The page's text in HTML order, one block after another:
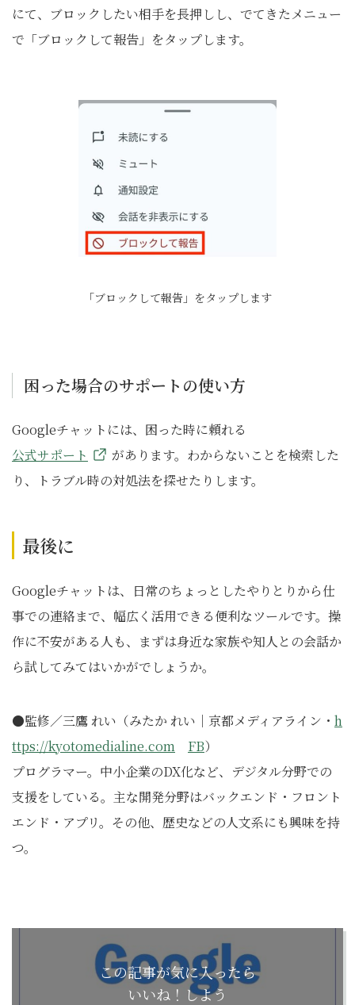
にて、ブロックしたい相手を長押しし、でてきたメニュー
で「ブロックして報告」をタップします。
「ブロックして報告」をタップします
困った場合のサポートの使い方
Googleチャットには、困った時に頼れる
公式サポート
があります。わからないことを検索した
り、トラブル時の対処法を探せたりします。
最後に
Googleチャットは、日常のちょっとしたやりとりから仕
事での連絡まで、幅広く活用できる便利なツールです。操
作に不安がある人も、まずは身近な家族や知人との会話か
ら試してみてはいかがでしょうか。
●監修／三鷹 れい（みたか れい｜京都メディアライン・ h
ttps://kyotomedialine.com
FB）
プログラマー。中小企業のDX化など、デジタル分野での
支援をしている。主な開発分野はバックエンド・フロント
エンド・アプリ。その他、歴史などの人文系にも興味を持
つ。
この記事が気に入ったら
いいね！しよう